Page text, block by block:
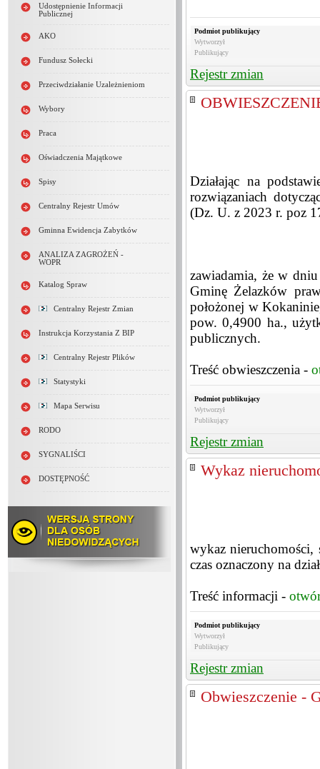
Udostępnienie Informacji
Publicznej
AKO
Fundusz Sołecki
Przeciwdziałanie Uzależnieniom
Wybory
Praca
Oświadczenia Majątkowe
Spisy
Centralny Rejestr Umów
Gminna Ewidencja Zabytków
ANALIZA ZAGROŻEŃ -
WOPR
Katalog Spraw
Centralny Rejestr Zmian
Instrukcja Korzystania Z BIP
Centralny Rejestr Plików
Statystyki
Mapa Serwisu
RODO
SYGNALIŚCI
DOSTĘPNOŚĆ
Podmiot publikujący
Wytworzył
Publikujący
Rejestr zmian
Działając na
rozwiązaniach
(Dz. U. z 2023 r. poz
zawiadamia, że w
Gminę Żelazków
położonej w
pow. 0,4900 ha.,
publicznych.
Treść obwieszczenia -
Podmiot publikujący
Wytworzył
Publikujący
Rejestr zmian
Wykaz
wykaz nieruchomości,
czas oznaczony na
Treść informacji -
Podmiot publikujący
Wytworzył
Publikujący
Rejestr zmian
Obwieszczenie -